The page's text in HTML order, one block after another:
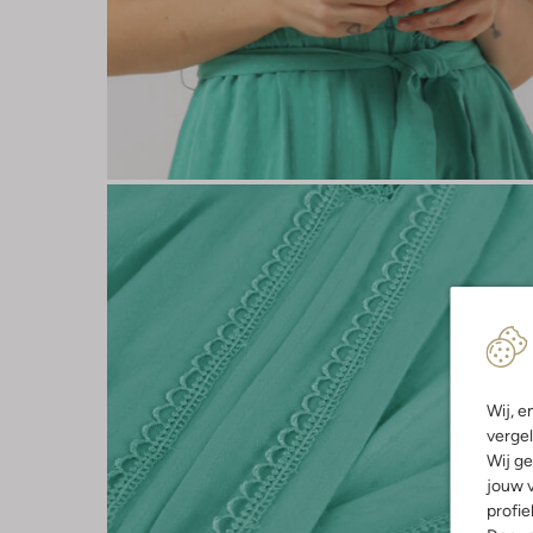
Wij,
Wij
jouw